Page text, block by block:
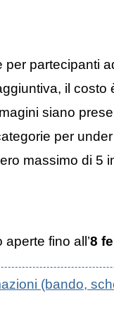
per partecipanti
il costo
siano
per
massimo di 5
fino all’8
(bando,